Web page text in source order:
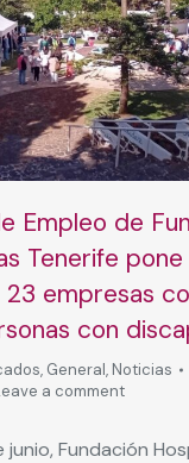
Empleo de
Tenerife pone
empresas
con
, General, Noticias
a comment
junio, Fundación